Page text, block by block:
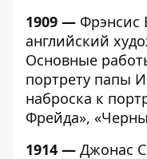
1909 — Фрэнсис
английский
Основные
портрету папы
наброска к
Фрейда»,
1914 — Джонас